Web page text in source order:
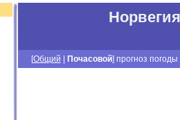
Норвегия
[Общий Почасовой] прогноз погоды